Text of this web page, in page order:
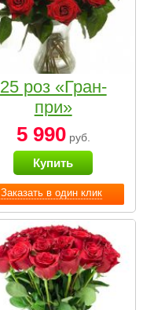
Заказать в один клик
25 роз «Гран-
при»
5 990руб.
Купить